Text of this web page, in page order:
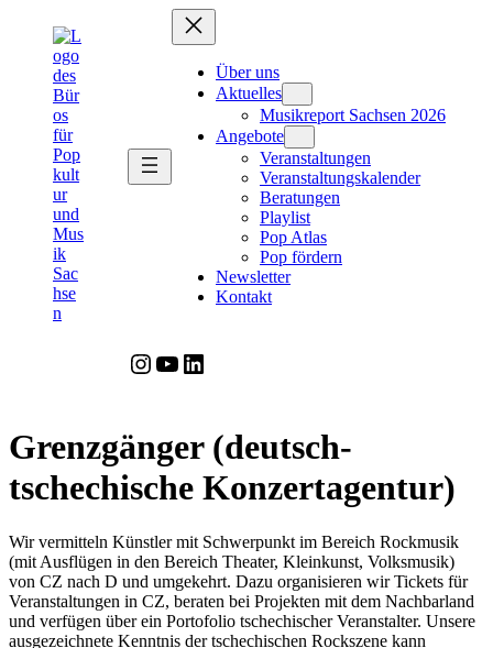
springen
Über uns
Aktuelles
Musikreport Sachsen 2026
Angebote
Veranstaltungen
Veranstaltungskalender
Beratungen
Playlist
Pop Atlas
Pop fördern
Newsletter
Kontakt
Instagram YouTube LinkedIn
Grenzgänger (deutsch-
tschechische Konzertagentur)
Wir vermitteln Künstler mit Schwerpunkt im Bereich Rockmusik
(mit Ausflügen in den Bereich Theater, Kleinkunst, Volksmusik)
von CZ nach D und umgekehrt. Dazu organisieren wir Tickets für
Veranstaltungen in CZ, beraten bei Projekten mit dem Nachbarland
und verfügen über ein Portofolio tschechischer Veranstalter. Unsere
ausgezeichnete Kenntnis der tschechischen Rockszene kann